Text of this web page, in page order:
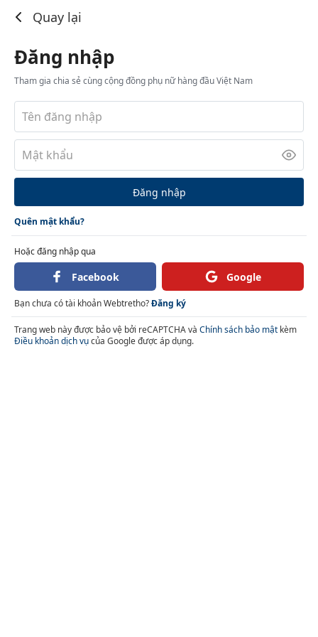
Quay lại
Đăng nhập
Tham gia chia sẻ cùng cộng đồng phụ nữ hàng đầu Việt Nam
Đăng nhập
Quên mật khẩu?
Hoặc đăng nhập qua
Facebook Google
Bạn chưa có tài khoản Webtretho?Đăng ký
Trang web này được bảo vệ bởi reCAPTCHA và Chính sách bảo mật kèm
Điều khoản dịch vụcủa Google được áp dụng.